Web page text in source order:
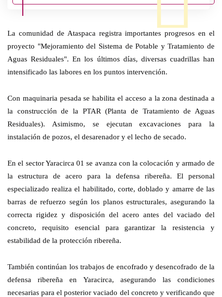
La comunidad de Ataspaca registra importantes progresos en el
proyecto "Mejoramiento del Sistema de Potable y Tratamiento de
Aguas Residuales". En los últimos días, diversas cuadrillas han
intensificado las labores en los puntos intervención.
Con maquinaria pesada se habilita el acceso a la zona destinada a
la construcción de la PTAR (Planta de Tratamiento de Aguas
Residuales). Asimismo, se ejecutan excavaciones para la
instalación de pozos, el desarenador y el lecho de secado.
En el sector Yaracirca 01 se avanza con la colocación y armado de
la estructura de acero para la defensa ribereña. El personal
especializado realiza el habilitado, corte, doblado y amarre de las
barras de refuerzo según los planos estructurales, asegurando la
correcta rigidez y disposición del acero antes del vaciado del
concreto, requisito esencial para garantizar la resistencia y
estabilidad de la protección ribereña.
También continúan los trabajos de encofrado y desencofrado de la
defensa ribereña en Yaracirca, asegurando las condiciones
necesarias para el posterior vaciado del concreto y verificando que